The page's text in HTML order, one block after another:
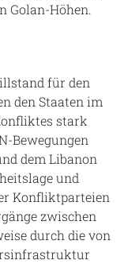
Golan-Höhen.
für den
den Staaten im
stark
Bewegungen
dem Libanon
und
Konfliktparteien
zwischen
durch die von